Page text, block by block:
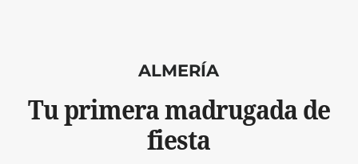
ALMERÍA
Tu primera madrugada de
fiesta